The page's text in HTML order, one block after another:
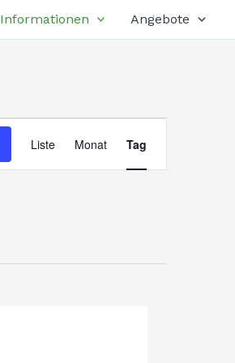
Informationen Angebote
Ansichten-
Navigation
Liste Monat Tag